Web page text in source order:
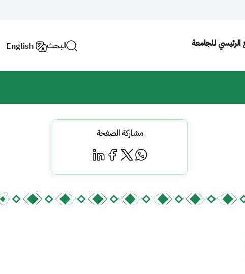
الرئيسي للجامعة البحث English
مشاركة الصفحة